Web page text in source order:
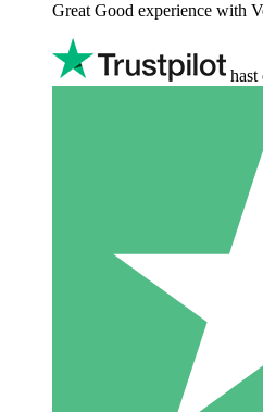
Great Good experience with
hast